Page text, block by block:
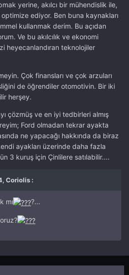
yerine, akılcı bir mühendislik ile,
ediyor. Ben buna kaynakları
kullanmak derim. Bu açıdan
Ve bu akılcılık ve ekonomi
heyecanlandıran teknolojiler
Çok finansları ve çok arzuları
de öğrendiler otomotivin. Bir iki
herşey.
çözmüş ve en iyi tedbirleri almış
Ford olmadan tekrar ayakta
ne yapacağı hakkında da biraz
ayakları üzerinde daha fazla
3 kuruş için Çinlilere satılabilir....
Coriolis :
mı ?...